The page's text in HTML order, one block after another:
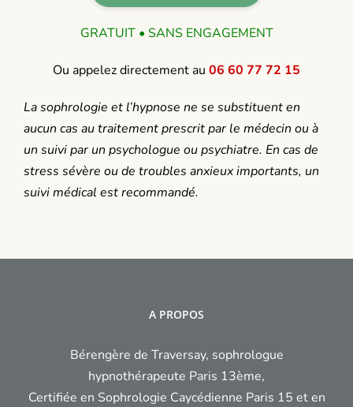
GRATUIT • SANS ENGAGEMENT
Ou appelez directement au 06 60 77 72 15
La sophrologie et l’hypnose ne se substituent en
aucun cas au traitement prescrit par le médecin ou à
un suivi par un psychologue ou psychiatre. En cas de
stress sévère ou de troubles anxieux importants, un
suivi médical est recommandé.
A PROPOS
Bérengère de Traversay, sophrologue
hypnothérapeute Paris 13ème,
Certifiée en Sophrologie Caycédienne Paris 15 et en